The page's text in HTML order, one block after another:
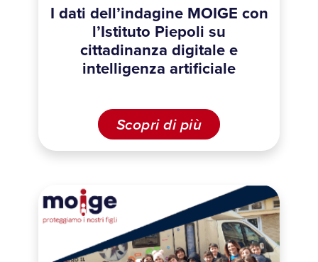
I dati dell’indagine MOIGE con
l’Istituto Piepoli su
cittadinanza digitale e
intelligenza artificiale
Scopri di più